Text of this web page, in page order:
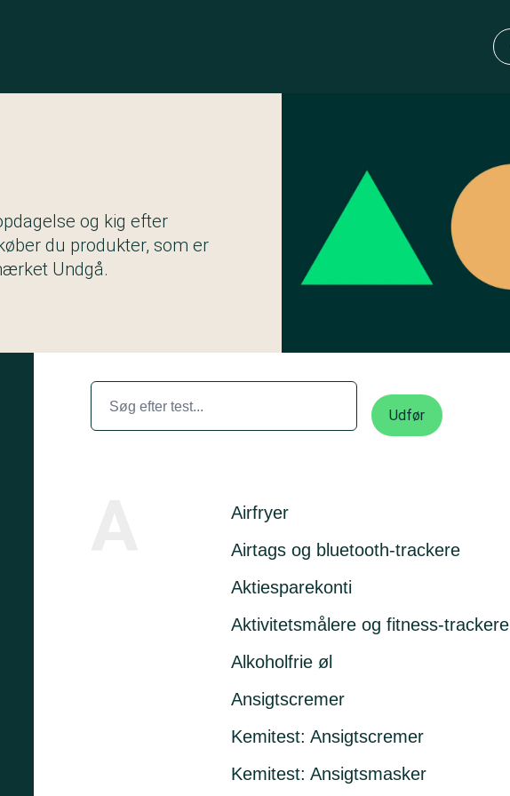
og kig efter
du produkter, som er
Undgå.
Titel
Airfryer
Airtags og bluetooth-trackere
Aktiesparekonti
Aktivitetsmålere og fitness-trackere
Alkoholfrie øl
Ansigtscremer
Kemitest: Ansigtscremer
Kemitest: Ansigtsmasker